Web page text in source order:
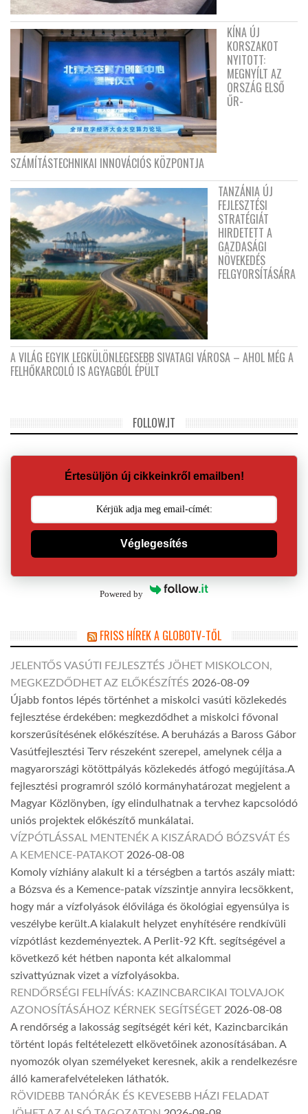
KÍNA ÚJ
KORSZAKOT
NYITOTT:
MEGNYÍLT AZ
ORSZÁG ELSŐ
ŰR-
SZÁMÍTÁSTECHNIKAI INNOVÁCIÓS KÖZPONTJA
TANZÁNIA ÚJ
FEJLESZTÉSI
STRATÉGIÁT
HIRDETETT A
GAZDASÁGI
NÖVEKEDÉS
FELGYORSÍTÁSÁRA
A VILÁG EGYIK LEGKÜLÖNLEGESEBB SIVATAGI VÁROSA – AHOL MÉG A
FELHŐKARCOLÓ IS AGYAGBÓL ÉPÜLT
FOLLOW.IT
Értesüljön új cikkeinkről emailben!
Véglegesítés
Powered by
FRISS HÍREK A GLOBOTV-TŐL
JELENTŐS VASÚTI FEJLESZTÉS JÖHET MISKOLCON,
MEGKEZDŐDHET AZ ELŐKÉSZÍTÉS 2026-08-09
Újabb fontos lépés történhet a miskolci vasúti közlekedés
fejlesztése érdekében: megkezdődhet a miskolci fővonal
korszerűsítésének előkészítése. A beruházás a Baross Gábor
Vasútfejlesztési Terv részeként szerepel, amelynek célja a
magyarországi kötöttpályás közlekedés átfogó megújítása.A
fejlesztési programról szóló kormányhatározat megjelent a
Magyar Közlönyben, így elindulhatnak a tervhez kapcsolódó
uniós projektek előkészítő munkálatai.
VÍZPÓTLÁSSAL MENTENÉK A KISZÁRADÓ BÓZSVÁT ÉS
A KEMENCE-PATAKOT 2026-08-08
Komoly vízhiány alakult ki a térségben a tartós aszály miatt:
a Bózsva és a Kemence-patak vízszintje annyira lecsökkent,
hogy már a vízfolyások élővilága és ökológiai egyensúlya is
veszélybe került.A kialakult helyzet enyhítésére rendkívüli
vízpótlást kezdeményeztek. A Perlit-92 Kft. segítségével a
következő két hétben naponta két alkalommal
szivattyúznak vizet a vízfolyásokba.
RENDŐRSÉGI FELHÍVÁS: KAZINCBARCIKAI TOLVAJOK
AZONOSÍTÁSÁHOZ KÉRNEK SEGÍTSÉGET 2026-08-08
A rendőrség a lakosság segítségét kéri két, Kazincbarcikán
történt lopás feltételezett elkövetőinek azonosításában. A
nyomozók olyan személyeket keresnek, akik a rendelkezésre
álló kamerafelvételeken láthatók.
RÖVIDEBB TANÓRÁK ÉS KEVESEBB HÁZI FELADAT